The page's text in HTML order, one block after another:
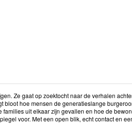
Ze gaat op zoektocht naar de verhalen
bloot hoe mensen de generatieslange
uit elkaar zijn gevallen en hoe de
voor. Met een open blik, echt contact en